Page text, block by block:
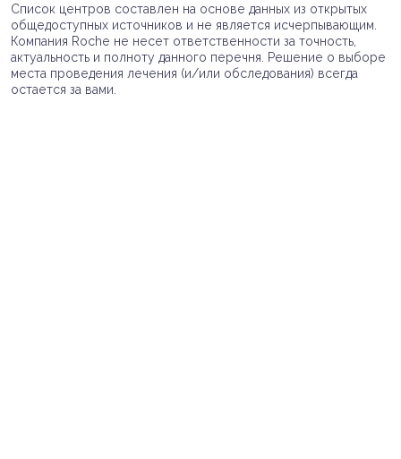
Список центров составлен на основе данных из открытых
общедоступных источников и не является исчерпывающим.
Компания Roche не несет ответственности за точность,
актуальность и полноту данного перечня. Решение о выборе
места проведения лечения (и/или обследования) всегда
остается за вами.